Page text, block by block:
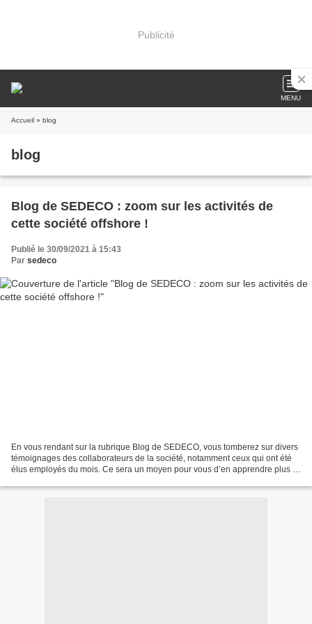
Publicité
MENU
Accueil » blog
blog
Blog de SEDECO : zoom sur les activités de
cette société offshore !
Publié le 30/09/2021 à 15:43
Par sedeco
En vous rendant sur la rubrique Blog de SEDECO, vous tomberez sur divers
témoignages des collaborateurs de la société, notamment ceux qui ont été
élus employés du mois. Ce sera un moyen pour vous d’en apprendre plus à